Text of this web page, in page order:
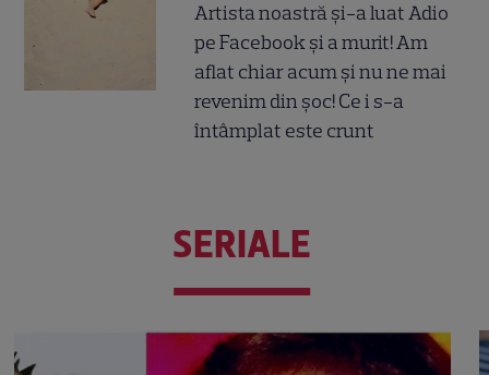
Artista noastră și-a luat Adio
pe Facebook și a murit! Am
aflat chiar acum și nu ne mai
revenim din șoc! Ce i s-a
întâmplat este crunt
SERIALE